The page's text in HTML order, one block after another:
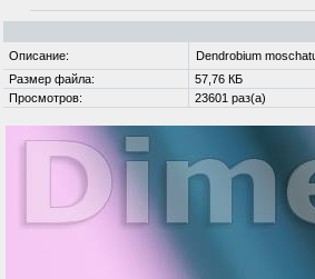
Описание:
Dendrobium
Размер файла:
57,76 КБ
Просмотров:
23601 раз(а)